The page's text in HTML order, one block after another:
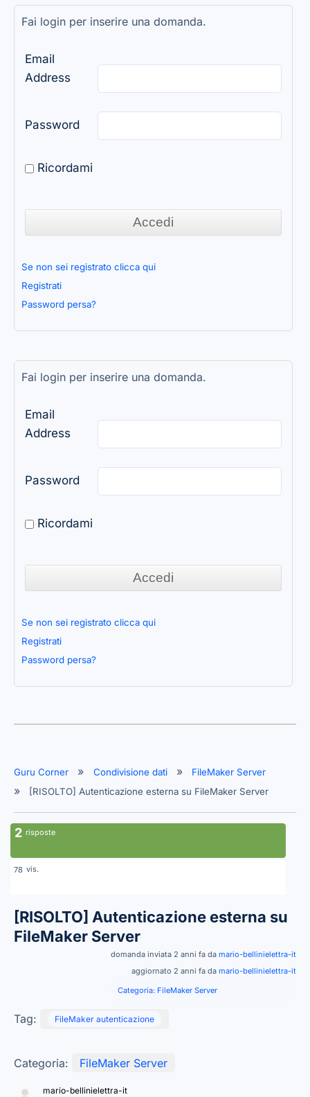
Fai login per inserire una domanda.
Email
Address
Password
Ricordami
Se non sei registrato clicca qui
Registrati
Password persa?
Fai login per inserire una domanda.
Email
Address
Password
Ricordami
Se non sei registrato clicca qui
Registrati
Password persa?
Guru Corner Condivisione dati
FileMaker Server
[RISOLTO] Autenticazione esterna su FileMaker Server
2 risposte
78 vis.
[RISOLTO] Autenticazione esterna su
FileMaker Server
domanda inviata 2 anni fa da mario-bellinielettra-it
aggiornato 2 anni fa da mario-bellinielettra-it
Categoria: FileMaker Server
Tag: FileMaker autenticazione
Categoria: FileMaker Server
mario-bellinielettra-it